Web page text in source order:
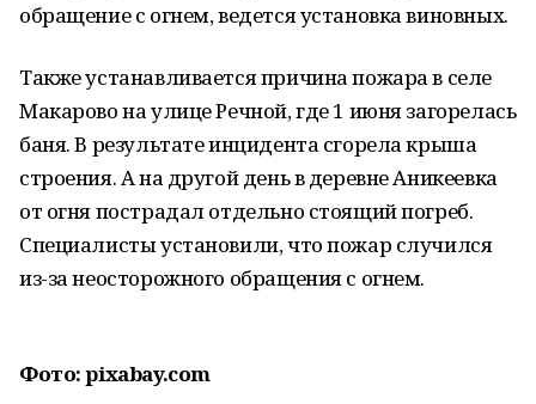
обращение с огнем, ведется установка виновных.
Также устанавливается причина пожара в селе
Макарово на улице Речной, где 1 июня загорелась
баня. В результате инцидента сгорела крыша
строения. А на другой день в деревне Аникеевка
от огня пострадал отдельно стоящий погреб.
Специалисты установили, что пожар случился
из-за неосторожного обращения с огнем.
Фото: pixabay.com